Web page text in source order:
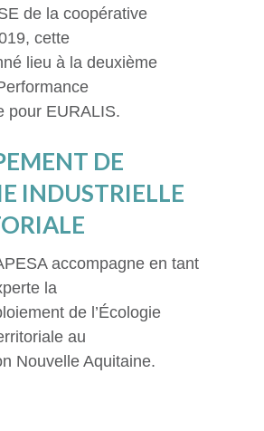
de la coopérative
cette
lieu à la deuxième
pour EURALIS.
DE
INDUSTRIELLE
accompagne en tant
la
de l’Écologie
au
Nouvelle Aquitaine.